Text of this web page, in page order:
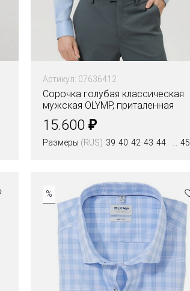
Артикул: 07636412
Сорочка голубая классическая
мужская OLYMP, приталенная
15.600 ₽
Размеры (RUS) 39 40 42 43 44
45
%